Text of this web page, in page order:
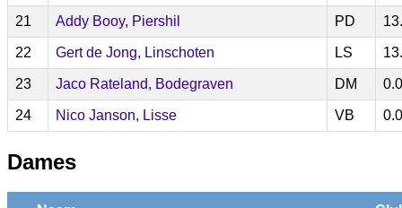
21 Addy Booy, Piershil PD
22 Gert de Jong, Linschoten LS
23 Jaco Rateland, Bodegraven DM
24 Nico Janson, Lisse VB
Dames